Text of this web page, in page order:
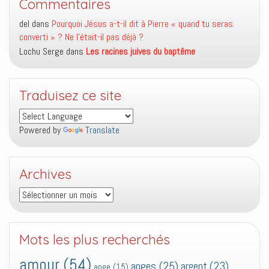
Commentaires
del dans Pourquoi Jésus a-t-il dit à Pierre « quand tu seras
converti » ? Ne l’était-il pas déjà ?
Lochu Serge dans Les racines juives du baptême
Traduisez ce site
Powered by Translate
Archives
Archives
Mots les plus recherchés
amour (54) anges (25)